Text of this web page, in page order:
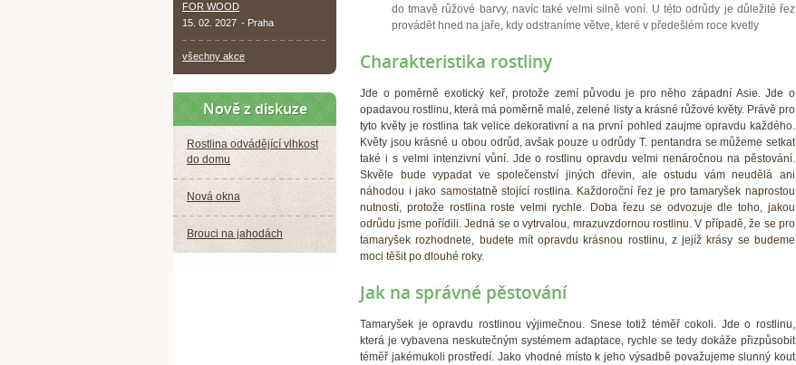
do tmavě růžové barvy, navíc také velmi silně voní. U této odrůdy je důležité řez
provádět hned na jaře, kdy odstraníme větve, které v předešlém roce kvetly
Charakteristika rostliny
Jde o poměrně exotický keř, protože zemí původu je pro něho západní Asie. Jde o
opadavou rostlinu, která má poměrně malé, zelené listy a krásné růžové květy. Právě pro
tyto květy je rostlina tak velice dekorativní a na první pohled zaujme opravdu každého.
Květy jsou krásné u obou odrůd, avšak pouze u odrůdy T. pentandra se můžeme setkat
také i s velmi intenzivní vůní. Jde o rostlinu opravdu velmi nenáročnou na pěstování.
Skvěle bude vypadat ve společenství jiných dřevin, ale ostudu vám neudělá ani
náhodou i jako samostatně stojící rostlina. Každoroční řez je pro tamaryšek naprostou
nutností, protože rostlina roste velmi rychle. Doba řezu se odvozuje dle toho, jakou
odrůdu jsme pořídili. Jedná se o vytrvalou, mrazuvzdornou rostlinu. V případě, že se pro
tamaryšek rozhodnete, budete mít opravdu krásnou rostlinu, z jejíž krásy se budeme
moci těšit po dlouhé roky.
Jak na správné pěstování
Tamaryšek je opravdu rostlinou výjimečnou. Snese totiž téměř cokoli. Jde o rostlinu,
která je vybavena neskutečným systémem adaptace, rychle se tedy dokáže přizpůsobit
téměř jakémukoli prostředí. Jako vhodné místo k jeho výsadbě považujeme slunný kout
FOR WOOD
15. 02. 2027 - Praha
všechny akce
Nově z diskuze
Rostlina odvádějící vlhkost
do domu
Nová okna
Brouci na jahodách